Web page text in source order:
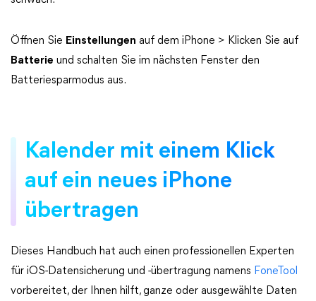
Öffnen Sie Einstellungen auf dem iPhone > Klicken Sie auf
Batterie und schalten Sie im nächsten Fenster den
Batteriesparmodus aus.
Kalender mit einem Klick
auf ein neues iPhone
übertragen
Dieses Handbuch hat auch einen professionellen Experten
für iOS-Datensicherung und -übertragung namens FoneTool
vorbereitet, der Ihnen hilft, ganze oder ausgewählte Daten